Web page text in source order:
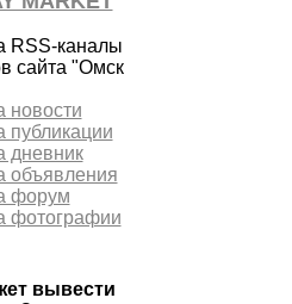
RSS-каналы
сайта "Омск
новости
публикации
дневник
объявления
форум
фотографии
вывести